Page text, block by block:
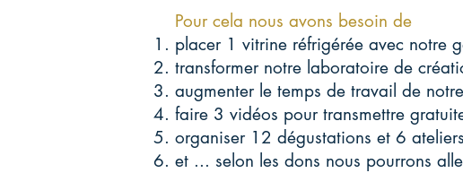
Pour cela nous avons besoin de
placer 1 vitrine réfrigérée avec notre
transformer notre laboratoire de
augmenter le temps de travail de
faire 3 vidéos pour transmettre
organiser 12 dégustations et 6
et ... selon les dons nous pourrons